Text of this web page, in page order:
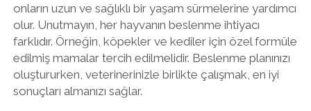
onların uzun ve sağlıklı bir yaşam sürmelerine yardımcı
olur. Unutmayın, her hayvanın beslenme ihtiyacı
farklıdır. Örneğin, köpekler ve kediler için özel formüle
edilmiş mamalar tercih edilmelidir. Beslenme planınızı
oluştururken, veterinerinizle birlikte çalışmak, en iyi
sonuçları almanızı sağlar.